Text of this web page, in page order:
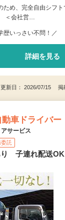
ため、完全自由シフ
＜会社営…
歴いっさい不問！／
詳細を見る
更新日： 2026/07/15 掲
車ドライバー
サービス
託
り 子連れ配送